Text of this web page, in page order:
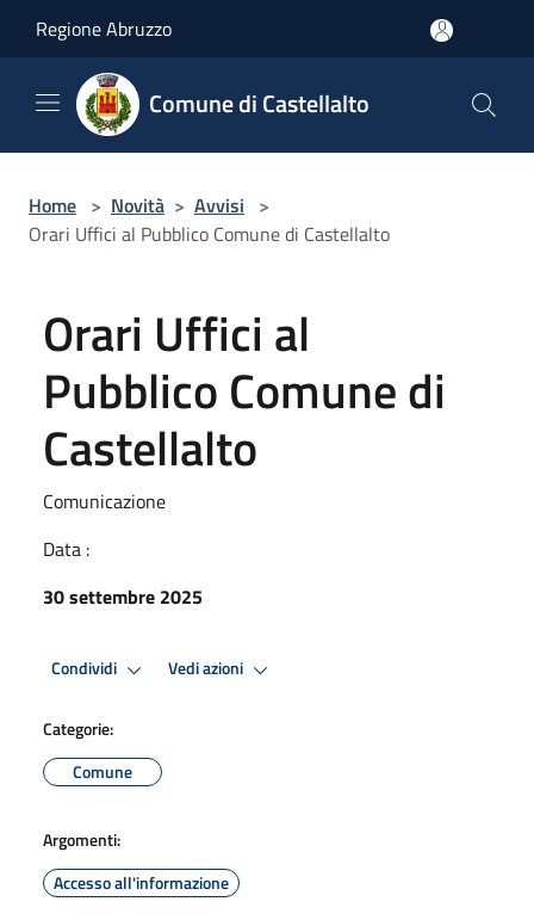
Regione Abruzzo
Comune di Castellalto
Home > Novità > Avvisi >
Orari Uffici al Pubblico Comune di Castellalto
Orari Uffici al
Pubblico Comune di
Castellalto
Comunicazione
Data :
30 settembre 2025
Condividi Vedi azioni
Categorie:
Comune
Argomenti:
Accesso all'informazione